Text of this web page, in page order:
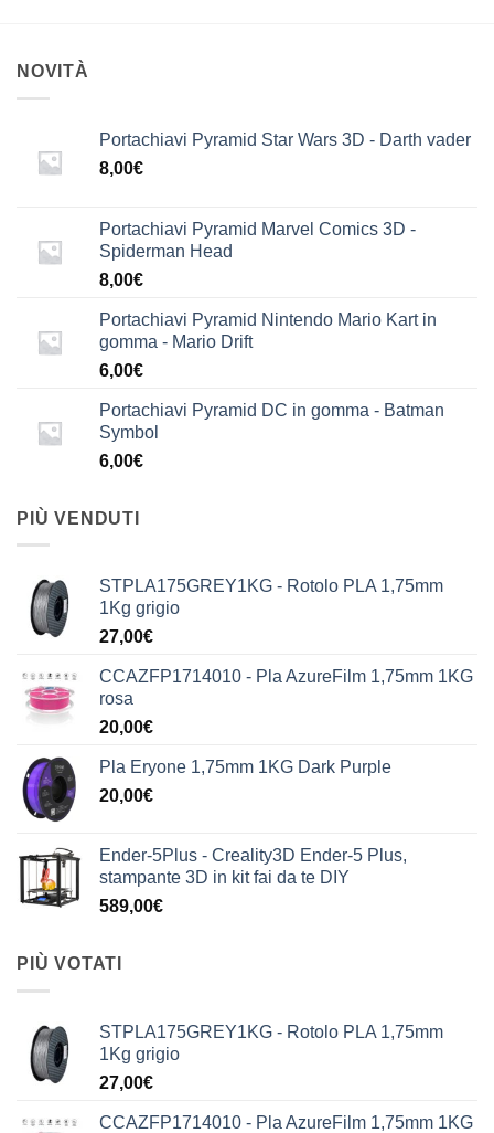
NOVITÀ
Portachiavi Pyramid Star Wars 3D - Darth vader
8,00€
Portachiavi Pyramid Marvel Comics 3D -
Spiderman Head
8,00€
Portachiavi Pyramid Nintendo Mario Kart in
gomma - Mario Drift
6,00€
Portachiavi Pyramid DC in gomma - Batman
Symbol
6,00€
PIÙ VENDUTI
STPLA175GREY1KG - Rotolo PLA 1,75mm
1Kg grigio
27,00€
CCAZFP1714010 - Pla AzureFilm 1,75mm 1KG
rosa
20,00€
Pla Eryone 1,75mm 1KG Dark Purple
20,00€
Ender-5Plus - Creality3D Ender-5 Plus,
stampante 3D in kit fai da te DIY
589,00€
PIÙ VOTATI
STPLA175GREY1KG - Rotolo PLA 1,75mm
1Kg grigio
27,00€
CCAZFP1714010 - Pla AzureFilm 1,75mm 1KG